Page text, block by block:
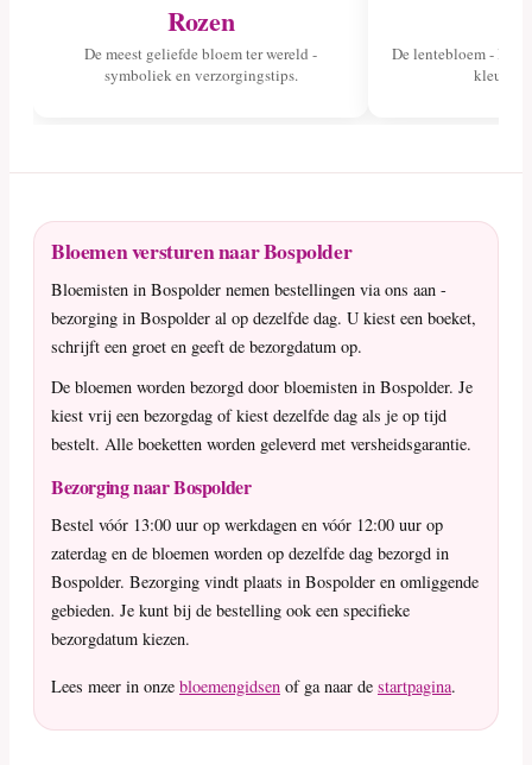
Rozen
De meest geliefde bloem ter wereld -
symboliek en verzorgingstips.
De lentebloem - lees
kleuren
Bloemen versturen naar Bospolder
Bloemisten in Bospolder nemen bestellingen via ons aan -
bezorging in Bospolder al op dezelfde dag. U kiest een boeket,
schrijft een groet en geeft de bezorgdatum op.
De bloemen worden bezorgd door bloemisten in Bospolder. Je
kiest vrij een bezorgdag of kiest dezelfde dag als je op tijd
bestelt. Alle boeketten worden geleverd met versheidsgarantie.
Bezorging naar Bospolder
Bestel vóór 13:00 uur op werkdagen en vóór 12:00 uur op
zaterdag en de bloemen worden op dezelfde dag bezorgd in
Bospolder. Bezorging vindt plaats in Bospolder en omliggende
gebieden. Je kunt bij de bestelling ook een specifieke
bezorgdatum kiezen.
Lees meer in onze bloemengidsen of ga naar de startpagina.